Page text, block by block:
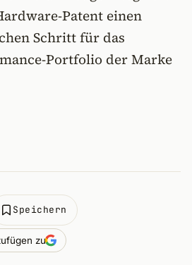
Patent einen
Schritt für das
Portfolio der Marke
Speichern
zu